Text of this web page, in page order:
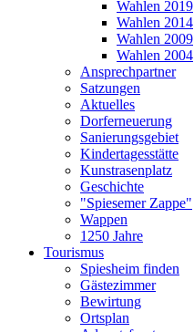
Wahlen 2019
Wahlen 2014
Wahlen 2009
Wahlen 2004
Ansprechpartner
Satzungen
Aktuelles
Dorferneuerung
Sanierungsgebiet
Kindertagesstätte
Kunstrasenplatz
Geschichte
"Spiesemer Zappe"
Wappen
1250 Jahre
Tourismus
Spiesheim finden
Gästezimmer
Bewirtung
Ortsplan